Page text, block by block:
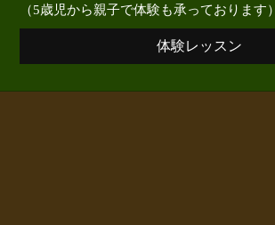
（5歳児から親子で体験も承っております）
体験レッスン